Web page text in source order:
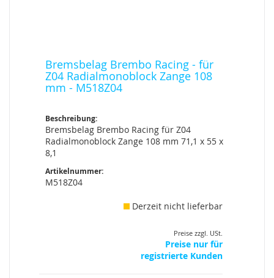
Bremsbelag Brembo Racing - für
Z04 Radialmonoblock Zange 108
mm - M518Z04
Beschreibung:
Bremsbelag Brembo Racing für Z04
Radialmonoblock Zange 108 mm 71,1 x 55 x
8,1
Artikelnummer:
M518Z04
Derzeit nicht lieferbar
Preise zzgl. USt.
Preise nur für
registrierte Kunden